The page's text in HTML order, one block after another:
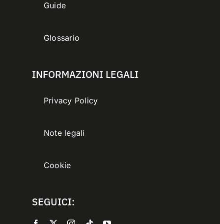
Guide
Glossario
INFORMAZIONI LEGALI
Privacy Policy
Note legali
Cookie
SEGUICI: